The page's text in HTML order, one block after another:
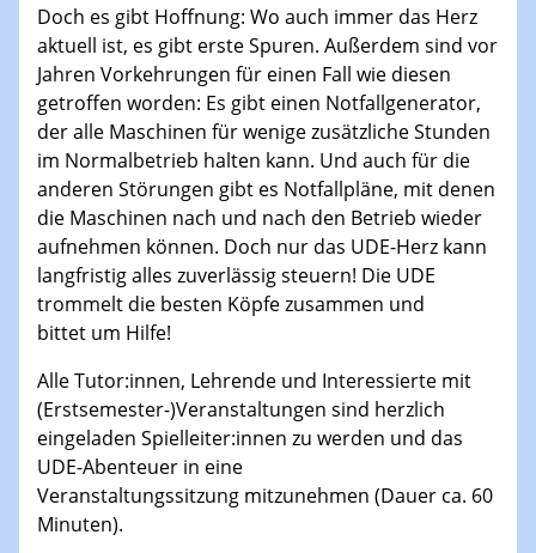
Doch es gibt Hoffnung: Wo auch immer das Herz
aktuell ist, es gibt erste Spuren. Außerdem sind vor
Jahren Vorkehrungen für einen Fall wie diesen
getroffen worden: Es gibt einen Notfallgenerator,
der alle Maschinen für wenige zusätzliche Stunden
im Normalbetrieb halten kann. Und auch für die
anderen Störungen gibt es Notfallpläne, mit denen
die Maschinen nach und nach den Betrieb wieder
aufnehmen können. Doch nur das UDE-Herz kann
langfristig alles zuverlässig steuern! Die UDE
trommelt die besten Köpfe zusammen und
bittet um Hilfe!
Alle Tutor:innen, Lehrende und Interessierte mit
(Erstsemester-)Veranstaltungen sind herzlich
eingeladen Spielleiter:innen zu werden und das
UDE-Abenteuer in eine
Veranstaltungssitzung mitzunehmen (Dauer ca. 60
Minuten).